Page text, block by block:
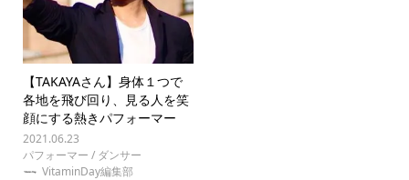
【TAKAYAさん】身体１つで
各地を飛び回り、見る人を笑
顔にする熱きパフォーマー
2021.06.23
パフォーマー / ダンサー
VitaminDay編集部